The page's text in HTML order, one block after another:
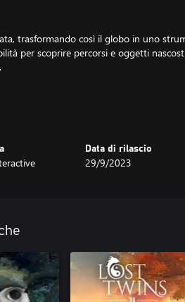
trasformando così il globo in uno
per scoprire percorsi e oggetti
affrontarli in feroci battaglie. Ogni
Data di rilascio
29/9/2023